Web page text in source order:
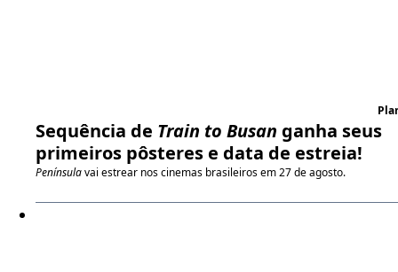
Sequência de Train to Busan ganha seus
primeiros pôsteres e data de estreia!
Penínsulavai estrear nos cinemas brasileiros em 27 de agosto.